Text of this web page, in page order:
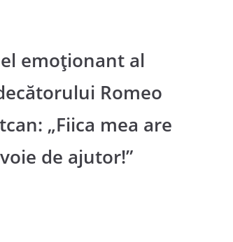
emoționant al
Romeo
„Fiica mea are
de ajutor!”